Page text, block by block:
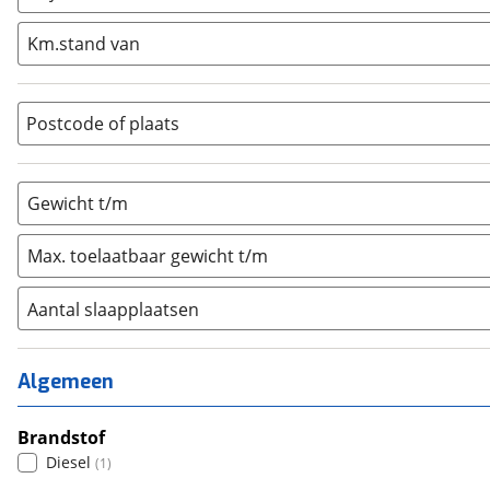
Integraal (0)
Opzetunit (0
Vouwwagen (0)
Km.stand van
Postcode of plaats
Gewicht t/m
Max. toelaatbaar gewicht t/m
Aantal slaapplaatsen
1 (0)
2 (0)
3 (0)
4 (0)
5 (0)
Algemeen
Brandstof
Diesel (1)